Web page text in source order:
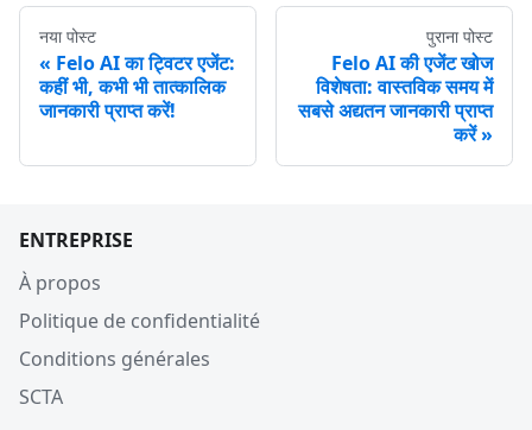
नया पोस्ट
Felo AI का ट्विटर एजेंट:
कहीं भी, कभी भी तात्कालिक
जानकारी प्राप्त करें!
पुराना पोस्ट
Felo AI की एजेंट खोज
विशेषता: वास्तविक समय में
सबसे अद्यतन जानकारी प्राप्त
करें
ENTREPRISE
À propos
Politique de confidentialité
Conditions générales
SCTA